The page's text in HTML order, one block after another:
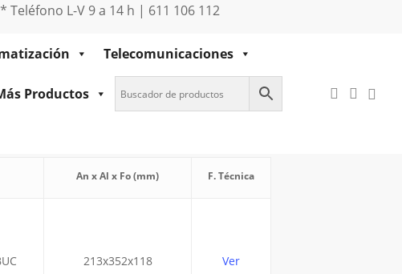
L-V 9 a 14 h | 611 106 112
Telecomunicaciones
Productos buscar
An x Al x Fo (mm) F. Técnica
213x352x118 Ver